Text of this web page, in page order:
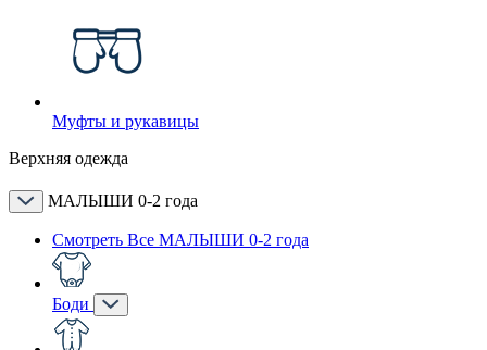
Муфты и рукавицы
Верхняя одежда
МАЛЫШИ 0-2 года
Смотреть Все МАЛЫШИ 0-2 года
Боди